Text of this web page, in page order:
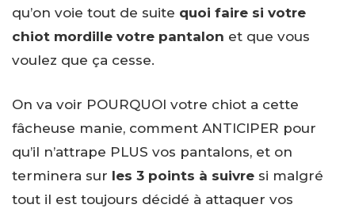
qu’on voie tout de suite quoi faire si votre
chiot mordille votre pantalon et que vous
voulez que ça cesse.
On va voir POURQUOI votre chiot a cette
fâcheuse manie, comment ANTICIPER pour
qu’il n’attrape PLUS vos pantalons, et on
terminera sur les 3 points à suivre si malgré
tout il est toujours décidé à attaquer vos